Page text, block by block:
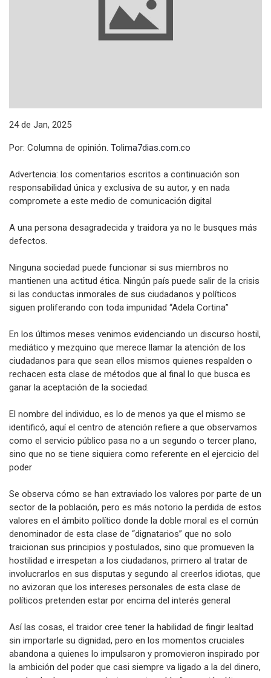
24 de Jan, 2025
Por: Columna de opinión. Tolima7dias.com.co
Advertencia: los comentarios escritos a continuación son
responsabilidad única y exclusiva de su autor, y en nada
compromete a este medio de comunicación digital
A una persona desagradecida y traidora ya no le busques más
defectos.
Ninguna sociedad puede funcionar si sus miembros no
mantienen una actitud ética. Ningún país puede salir de la crisis
si las conductas inmorales de sus ciudadanos y políticos
siguen proliferando con toda impunidad “Adela Cortina”
En los últimos meses venimos evidenciando un discurso hostil,
mediático y mezquino que merece llamar la atención de los
ciudadanos para que sean ellos mismos quienes respalden o
rechacen esta clase de métodos que al final lo que busca es
ganar la aceptación de la sociedad.
El nombre del individuo, es lo de menos ya que el mismo se
identificó, aquí el centro de atención refiere a que observamos
como el servicio público pasa no a un segundo o tercer plano,
sino que no se tiene siquiera como referente en el ejercicio del
poder
Se observa cómo se han extraviado los valores por parte de un
sector de la población, pero es más notorio la perdida de estos
valores en el ámbito político donde la doble moral es el común
denominador de esta clase de “dignatarios” que no solo
traicionan sus principios y postulados, sino que promueven la
hostilidad e irrespetan a los ciudadanos, primero al tratar de
involucrarlos en sus disputas y segundo al creerlos idiotas, que
no avizoran que los intereses personales de esta clase de
políticos pretenden estar por encima del interés general
Así las cosas, el traidor cree tener la habilidad de fingir lealtad
sin importarle su dignidad, pero en los momentos cruciales
abandona a quienes lo impulsaron y promovieron inspirado por
la ambición del poder que casi siempre va ligado a la del dinero,